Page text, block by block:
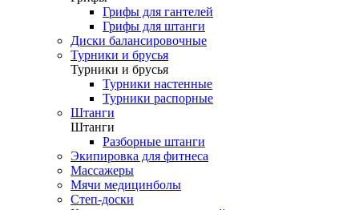
Грифы для гантелей
Грифы для штанги
Диски балансировочные
Турники и брусья
Турники и брусья
Турники настенные
Турники распорные
Штанги
Штанги
Разборные штанги
Экипировка для фитнеса
Массажеры
Мячи медицинболы
Степ-доски